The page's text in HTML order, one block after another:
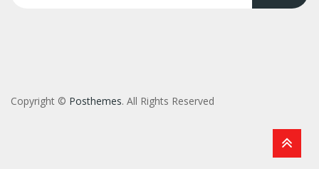
Copyright © Posthemes. All Rights Reserved